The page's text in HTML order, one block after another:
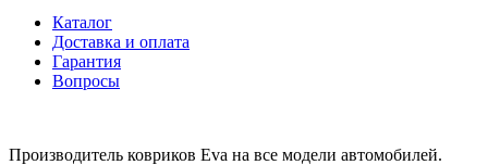
Каталог
Доставка и оплата
Гарантия
Вопросы
Производитель ковриков Eva на все модели автомобилей.